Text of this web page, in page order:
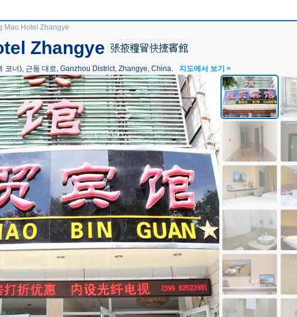
Mao Hotel Zhangye
Zhangye
코너), 근동 대로, Ganzhou District, Zhangye, China. 지도에서 보기 >